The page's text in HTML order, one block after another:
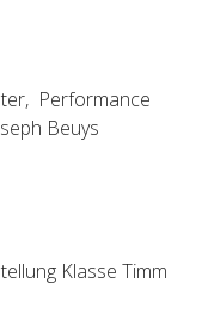
Performance
Beuys
Klasse Timm